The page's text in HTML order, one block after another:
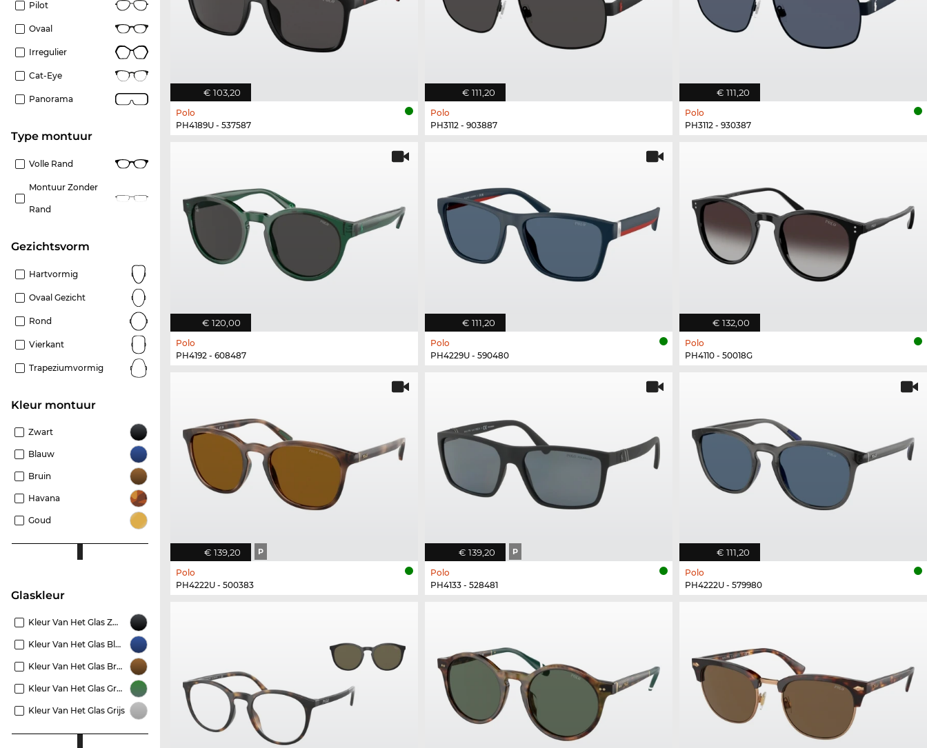
Pilot
Ovaal
Irregulier
Cat-Eye
Panorama
Type montuur
Volle Rand
Montuur Zonder
Rand
Gezichtsvorm
Hartvormig
Ovaal Gezicht
Rond
Vierkant
Trapeziumvormig
Kleur montuur
Zwart
Blauw
Bruin
Havana
Goud
Glaskleur
Kleur Van Het Glas Zwart
Kleur Van Het Glas Blauw
Kleur Van Het Glas Bruin
Kleur Van Het Glas Groen
Kleur Van Het Glas Grijs
€ 103,20
Polo
PH4189U - 537587
€ 111,20
Polo
PH3112 - 903887
€ 111,20
Polo
PH3112 - 930387
€ 120,00
Polo
PH4192 - 608487
€ 111,20
Polo
PH4229U - 590480
€ 132,00
Polo
PH4110 - 50018G
€ 139,20 P
Polo
PH4222U - 500383
€ 139,20 P
Polo
PH4133 - 528481
€ 111,20
Polo
PH4222U - 579980